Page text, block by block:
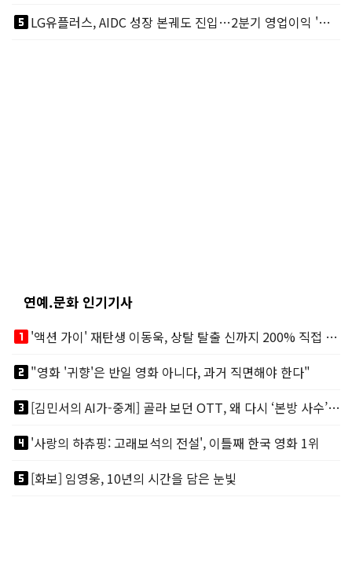
looks_5
LG유플러스, AIDC 성장 본궤도 진입…2분기 영업이익 '역대 최대'
연예.문화 인기기사
looks_one
'액션 가이' 재탄생 이동욱, 상탈 탈출 신까지 200% 직접 소화
looks_two"영화 '귀향'은 반일 영화 아니다, 과거 직면해야 한다"
looks_3
[김민서의 AI가-중계] 골라 보던 OTT, 왜 다시 ‘본방 사수’를 부르나
looks_4'사랑의 하츄핑: 고래보석의 전설', 이틀째 한국 영화 1위
looks_5[화보] 임영웅, 10년의 시간을 담은 눈빛